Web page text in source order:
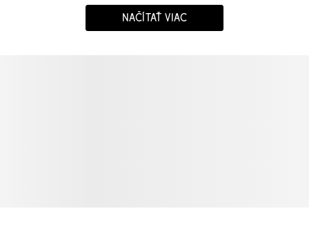
NAČÍTAŤ VIAC